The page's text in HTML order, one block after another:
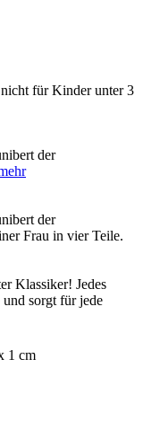
für Kinder unter 3
der
der
Frau in vier Teile.
Klassiker! Jedes
sorgt für jede
1 cm